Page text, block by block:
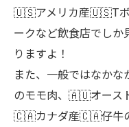
🇺🇸アメリカ産🇺🇸T
ークなど飲食店でしか
りますよ！
また、一般ではなか
のモモ肉、🇦🇺オース
🇨🇦カナダ産🇨🇦仔牛